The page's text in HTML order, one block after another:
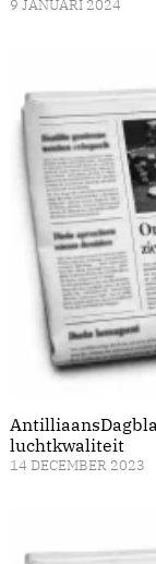
9 JANUARI 2024
luchtkwaliteit
14 DECEMBER 2023